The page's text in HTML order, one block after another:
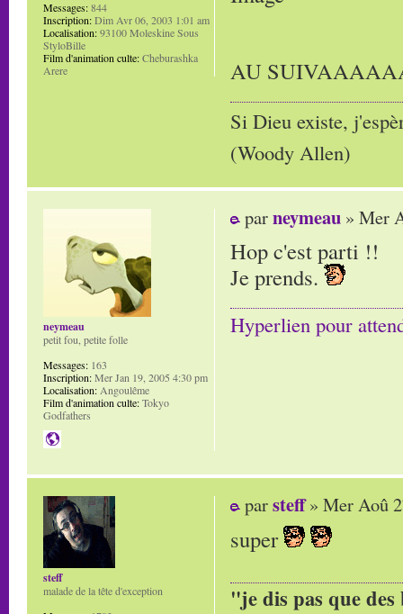
AU
Si Dieu existe,
(Woody Allen)
Messages:844
Inscription:Dim Avr 06, 2003 1:01 am
Localisation:93100 Moleskine Sous
StyloBille
Film d'animation culte:Cheburashka
Arere
parneymeau » Mer
Hop c'est parti !!
Je prends.
Hyperlien pour
neymeau
petit fou, petite folle
Messages: 163
Inscription:Mer Jan 19, 2005 4:30 pm
Localisation: Angoulême
Film d'animation culte:Tokyo
Godfathers
parsteff» Mer Aoû
super
"je dis pas que
steff
malade de la tête d'exception